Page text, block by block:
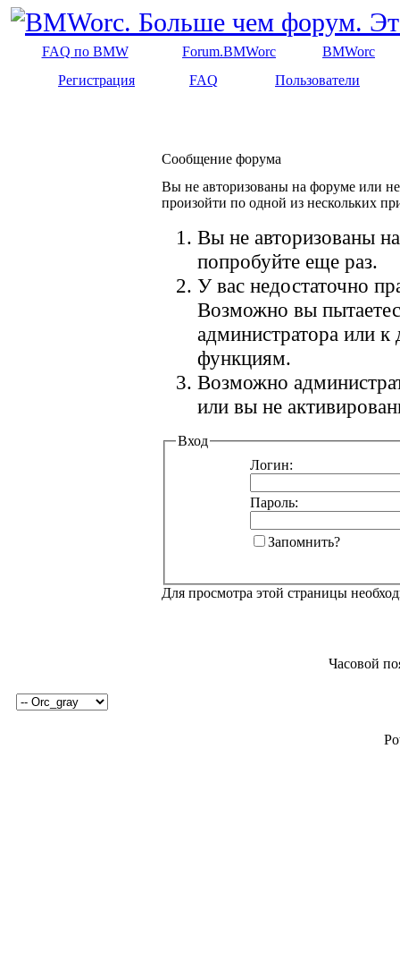
FAQ по BMW Forum.BMWorc
BMWorc
Регистрация
FAQ Пользователи
Сообщение форума
Вы не авторизованы на форуме или
произойти по одной из нескольких
Вы не авторизованы
попробуйте еще раз.
У вас недостаточно
Возможно вы
администратора или
функциям.
Возможно
или вы не
Вход
Логин:
Пароль:
Запомнить?
Для просмотра этой страницы
Часовой